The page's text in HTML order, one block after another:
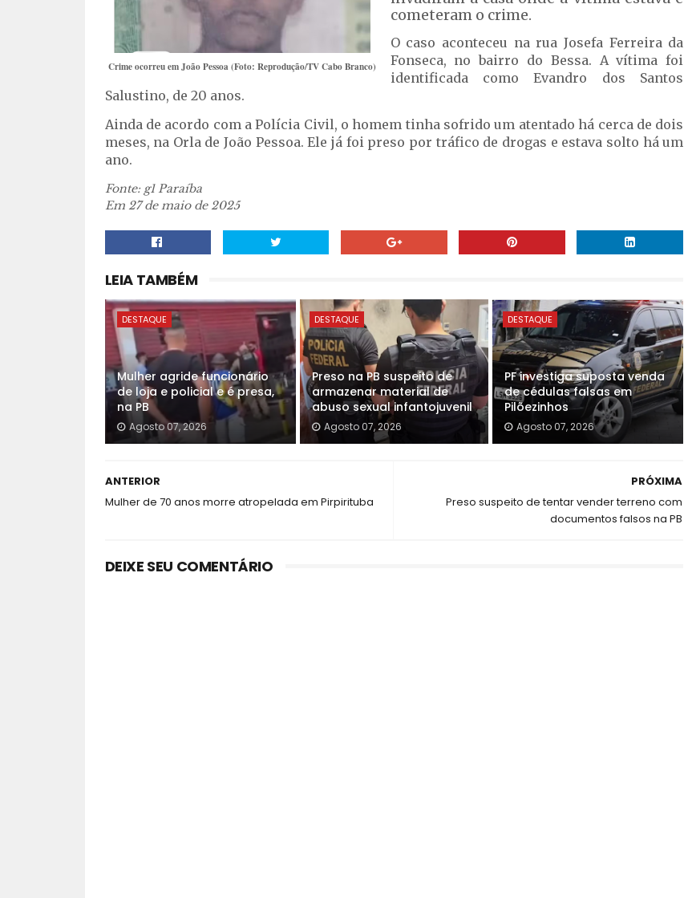
Crime ocorreu em João Pessoa (Foto: Reprodução/TV Cabo Branco)
cometeram o crime.
O caso aconteceu na rua Josefa Ferreira da
Fonseca, no bairro do Bessa. A vítima foi
identificada como Evandro dos Santos
Salustino, de 20 anos.
Ainda de acordo com a Polícia Civil, o homem tinha sofrido um atentado há cerca de dois
meses, na Orla de João Pessoa. Ele já foi preso por tráfico de drogas e estava solto há um
ano.
Fonte: g1 Paraíba
Em 27 de maio de 2025
LEIA TAMBÉM
DESTAQUE
Mulher agride funcionário
de loja e policial e é presa,
na PB
Agosto 07, 2026
DESTAQUE
Preso na PB suspeito de
armazenar material de
abuso sexual infantojuvenil
Agosto 07, 2026
DESTAQUE
PF investiga suposta venda
de cédulas falsas em
Pilõezinhos
Agosto 07, 2026
PRÓXIMA
Preso suspeito de tentar vender terreno com
documentos falsos na PB
ANTERIOR
Mulher de 70 anos morre atropelada em Pirpirituba
DEIXE SEU COMENTÁRIO